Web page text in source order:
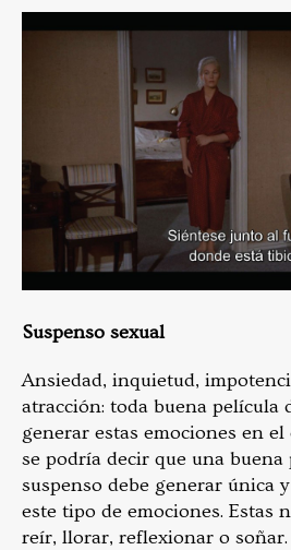
Suspenso sexual
Ansiedad, inquietud,
atracción: toda buena película
generar estas emociones en
se podría decir que una buena
suspenso debe generar única
este tipo de emociones. Estas
reír, llorar, reflexionar o